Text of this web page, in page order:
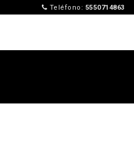
Teléfono: 5550714863